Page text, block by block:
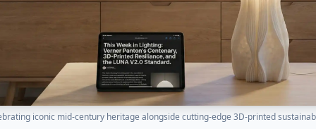
iconic mid-century heritage alongside cutting-edge 3D-printed